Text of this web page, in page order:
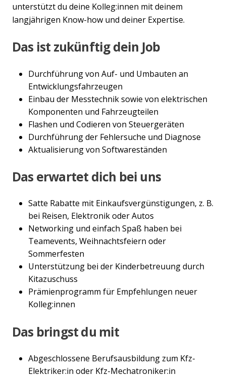
unterstützt du deine Kolleg:innen mit deinem
langjährigen Know-how und deiner Expertise.
Das ist zukünftig dein Job
Durchführung von Auf- und Umbauten an
Entwicklungsfahrzeugen
Einbau der Messtechnik sowie von elektrischen
Komponenten und Fahrzeugteilen
Flashen und Codieren von Steuergeräten
Durchführung der Fehlersuche und Diagnose
Aktualisierung von Softwareständen
Das erwartet dich bei uns
Satte Rabatte mit Einkaufsvergünstigungen, z. B.
bei Reisen, Elektronik oder Autos
Networking und einfach Spaß haben bei
Teamevents, Weihnachtsfeiern oder
Sommerfesten
Unterstützung bei der Kinderbetreuung durch
Kitazuschuss
Prämienprogramm für Empfehlungen neuer
Kolleg:innen
Das bringst du mit
Abgeschlossene Berufsausbildung zum Kfz-
Elektriker:in oder Kfz-Mechatroniker:in